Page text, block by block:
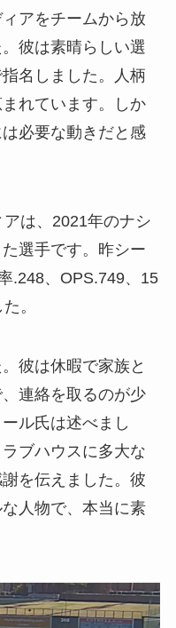
アをチームから放
彼は素晴らしい選
名しました。人柄
れています。しか
必要な動きだと感
は、2021年のナシ
選手です。昨シー
.248、OPS.749、15
。
彼は休暇で家族と
連絡を取るのが少
ル氏は述べまし
ブハウスに多大な
を伝えました。彼
人物で、本当に素